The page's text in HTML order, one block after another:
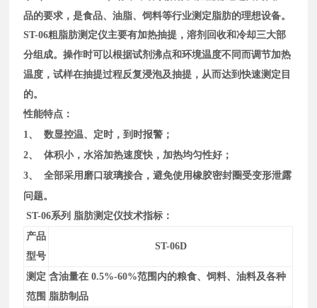
品的要求，是食品、油脂、饲料等行业测定脂肪的理想设备。
ST-06粗脂肪测定仪主要有加热抽提，溶剂回收和冷却三大部
分组成。操作时可以根据试剂沸点和环境温度不同而调节加热
温度，试样在抽提过程反复浸泡及抽提，从而达到快速测定目
的。
性能特点：
1、
数显控温、定时，到时报警；
2、
体积小，水浴加热速度快，加热均匀性好；
3、
全部采用磨口玻璃接合，避免使用橡胶密封圈受变形泄露
问题。
ST-06系列 脂肪测定仪技术指标：
产品
型号
ST-06D
测定
范围
含油量在 0.5%-60%范围内的粮食、饲料、油料及各种
脂肪制品